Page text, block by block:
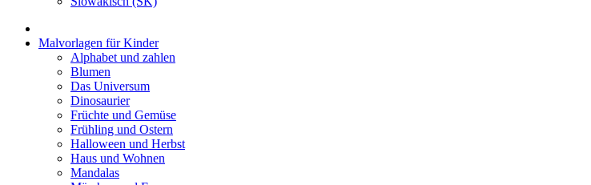
Malvorlagen für Kinder
Alphabet und zahlen
Blumen
Das Universum
Dinosaurier
Früchte und Gemüse
Frühling und Ostern
Halloween und Herbst
Haus und Wohnen
Mandalas